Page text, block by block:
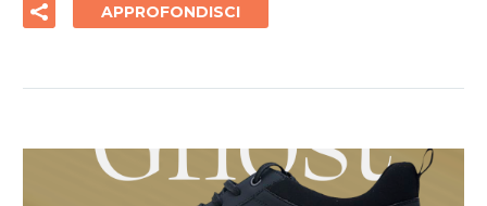
APPROFONDISCI